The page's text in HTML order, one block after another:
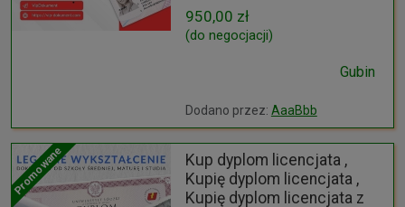
950,00 zł
(do negocjacji)
Gubin
Dodano przez: AaaBbb
Promowane
Kup dyplom licencjata ,
Kupię dyplom licencjata ,
Kupię dyplom licencjata z